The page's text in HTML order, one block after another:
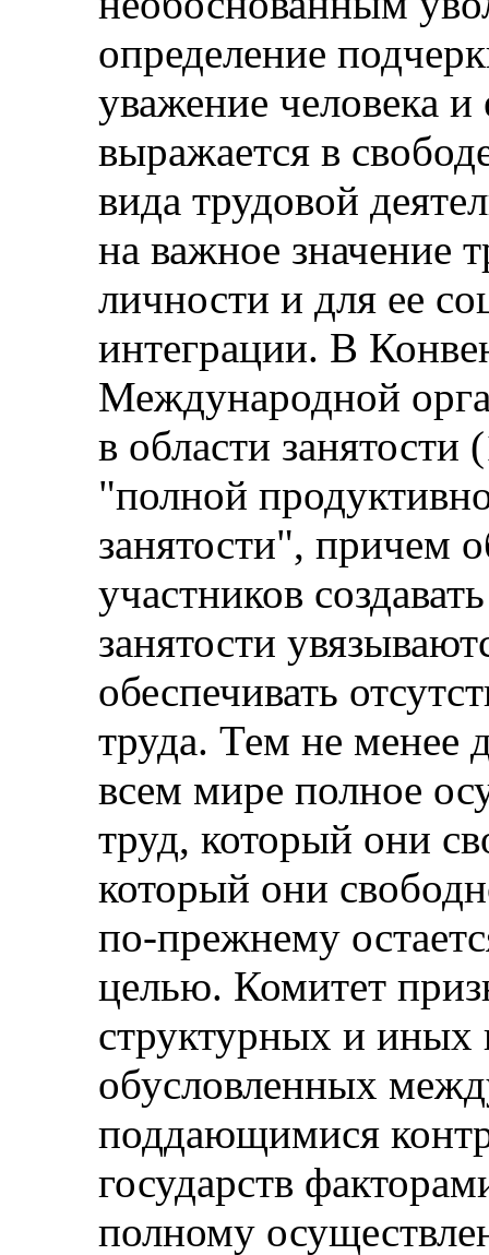
определение
уважение человека и
выражается в
вида трудовой
на важное значение
личности и для ее
интеграции. В
Международной
в области занятости
"полной
занятости", причем
участников
занятости
обеспечивать
труда. Тем не менее
всем мире полное
труд, который они
который они
по‑прежнему
целью. Комитет
структурных и иных
обусловленных
поддающимися
государств
полному